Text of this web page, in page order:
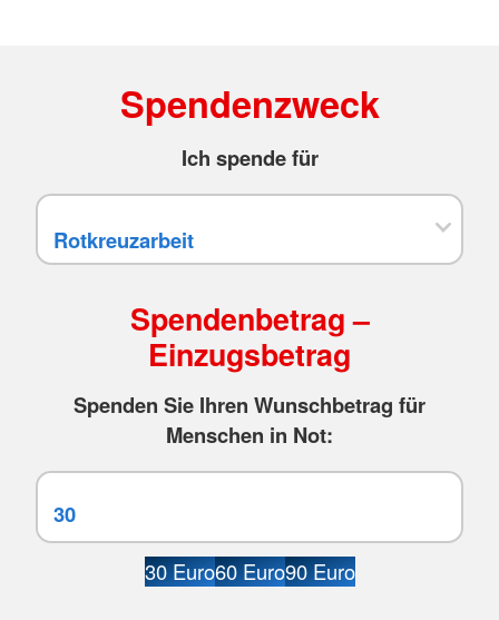
Spendenzweck
Ich spende für
Spendenbetrag –
Einzugsbetrag
Spenden Sie Ihren Wunschbetrag für
Menschen in Not:
30 Euro60 Euro90 Euro